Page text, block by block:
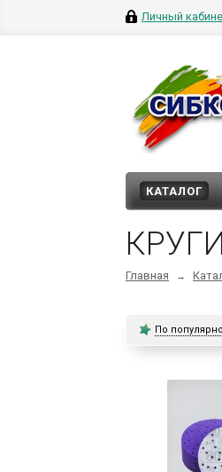
Личный
КАТАЛОГ
Главная →
По